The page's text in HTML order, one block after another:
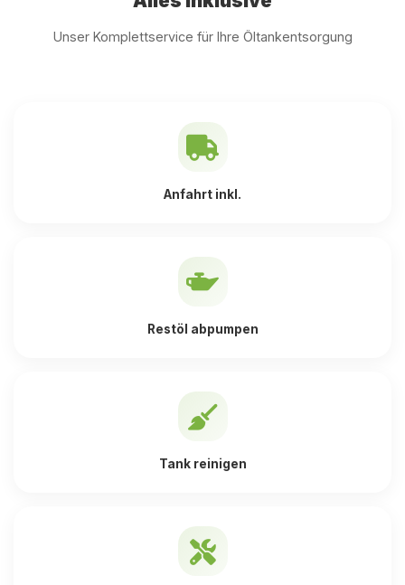
Unser Komplettservice für Ihre Öltankentsorgung
Anfahrt inkl.
Restöl abpumpen
Tank reinigen